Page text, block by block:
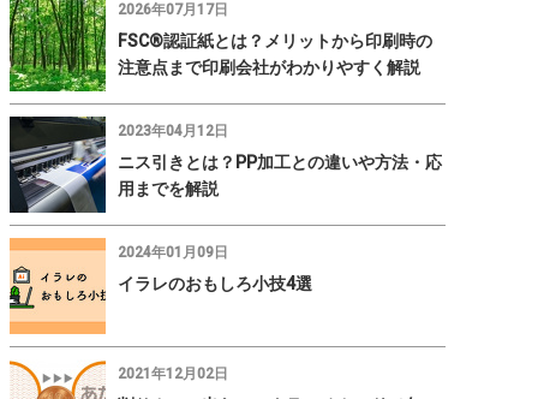
2026年07月17日
FSC®認証紙とは？メリットから印刷時の
注意点まで印刷会社がわかりやすく解説
2023年04月12日
ニス引きとは？PP加工との違いや方法・応
用までを解説
2024年01月09日
イラレのおもしろ小技4選
2021年12月02日